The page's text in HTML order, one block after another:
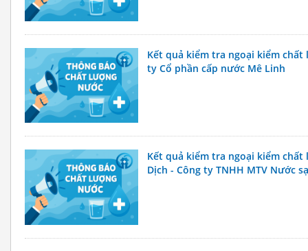
Kết quả kiểm tra ngoại kiểm
ty Cổ phần cấp nước Mê Linh
Kết quả kiểm tra ngoại kiểm
Dịch - Công ty TNHH MTV Nước